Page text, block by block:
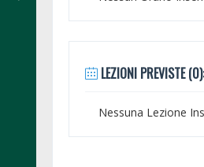
LEZIONI PREVISTE (0):
Nessuna Lezione